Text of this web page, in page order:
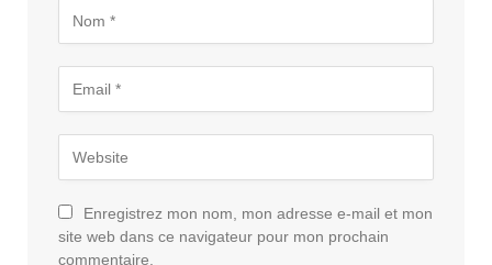
Enregistrez mon nom, mon adresse e-mail et mon
site web dans ce navigateur pour mon prochain
commentaire.